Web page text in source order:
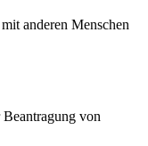
anderen Menschen
von